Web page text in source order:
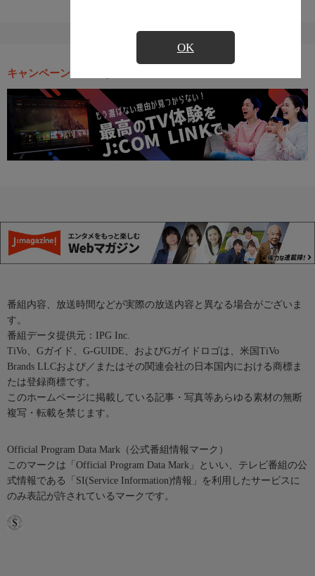
OK
キャンペーン・お得な情報
番組内容、放送時間などが実際の放送内容と異なる場合がございま
す。
番組データ提供元：IPG Inc.
TiVo、Gガイド、G-GUIDE、およびGガイドロゴは、米国TiVo
Brands LLCおよび／またはその関連会社の日本国内における商標ま
たは登録商標です。
このホームページに掲載している記事・写真等あらゆる素材の無断
複写・転載を禁じます。
Official Program Data Mark（公式番組情報マーク）
このマークは「Official Program Data Mark」といい、テレビ番組の公
式情報である「SI(Service Information)情報」を利用したサービスに
のみ表記が許されているマークです。